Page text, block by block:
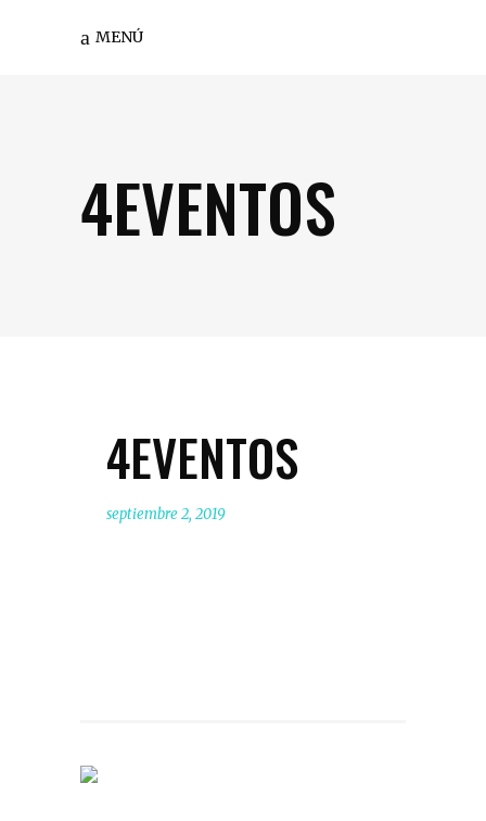
MENÚ
4EVENTOS
4EVENTOS
septiembre 2, 2019